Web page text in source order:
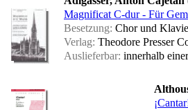
Magnificat C-dur - Für
Besetzung: Chor und
Verlag: Theodore Presser
Auslieferbar: innerhalb